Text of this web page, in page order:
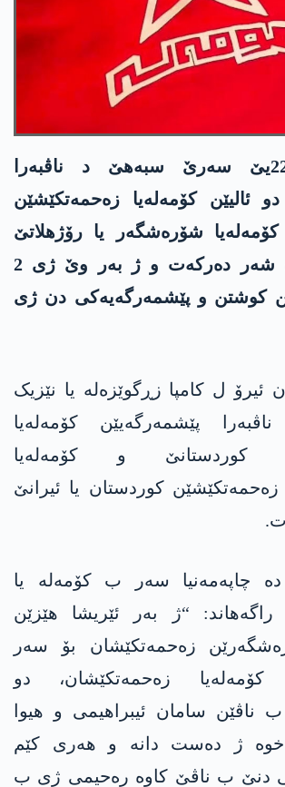
ئیرۆ 22/6/2023یێ سەرێ سبەھێ د ناڤبەرا
ئالیێن کۆمەلەیا زەحمەتکێشێن
شۆرەشگەر یا رۆژھلاتێ
کوردستانێ دە شەر دەرکەت و ژ بەر وێ ژی 2
کوشتن و پێشمەرگەیەکی دن ژی
ئیرۆ ل کامپا زڕگوێزەلە یا نێزیک
پێشمەرگەیێن کۆمەلەیا
کوردستانێ و کۆمەلەیا
کوردستان یا ئیرانێ
چاپەمەنیا سەر ب کۆمەلە یا
راگەھاند: “ژ بەر ئێریشا ھێزێن
زەحمەتکێشان بۆ سەر
کۆمەلەیا زەحمەتکێشان، دو
ناڤێن سامان ئیبراھیمی و ھیوا
خوە ژ دەست دانە و ھەری کێم
دنێ ب ناڤێ کاوە رەحیمی ژی ب